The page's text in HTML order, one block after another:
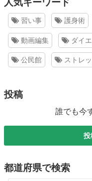
人気キーワード
習い事 護身術
動画編集 ダイ
公民館 ストレ
投稿
誰でも今
投
都道府県で検索